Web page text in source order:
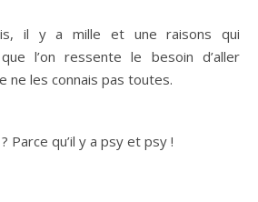
il y a mille et une raisons qui
l’on ressente le besoin d’aller
ne les connais pas toutes.
Parce qu’il y a psy et psy !